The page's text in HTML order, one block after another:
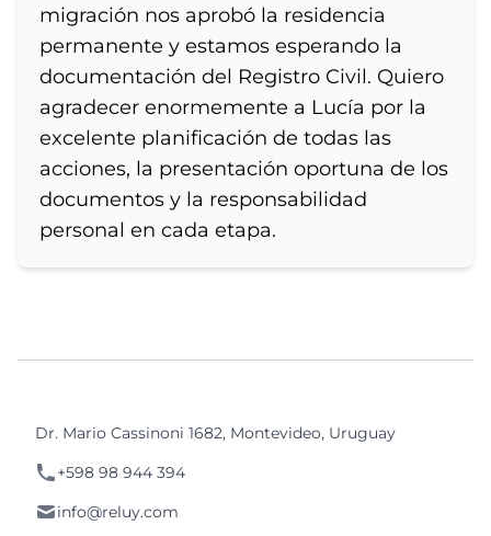
migración nos aprobó la residencia
permanente y estamos esperando la
documentación del Registro Civil. Quiero
agradecer enormemente a Lucía por la
excelente planificación de todas las
acciones, la presentación oportuna de los
documentos y la responsabilidad
personal en cada etapa.
Dr. Mario Cassinoni 1682, Montevideo, Uruguay
+598 98 944 394
info@reluy.com